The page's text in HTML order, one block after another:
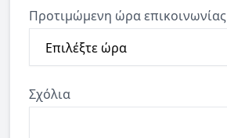
Προτιμώμενη ώρα επικοινωνίας
Σχόλια